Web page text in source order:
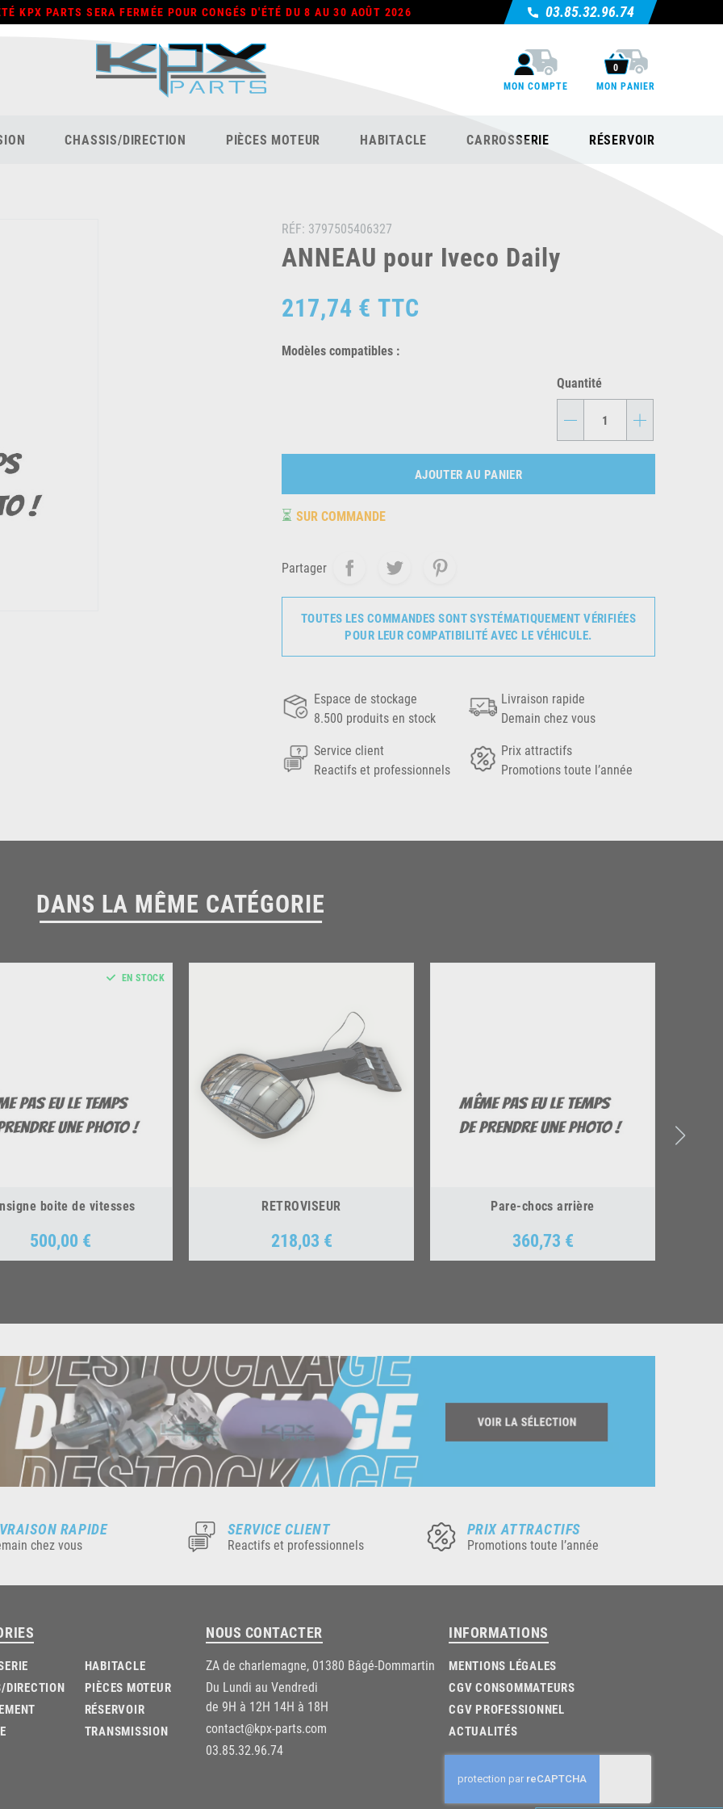
KPX PARTS SERA FERMÉE POUR CONGÉS D'ÉTÉ DU 8 AU 30 AOÛT 2026 03.85.32.96.74
MON COMPTE
0
MON PANIER
CHASSIS/DIRECTION PIÈCES MOTEUR HABITACLE CARROSSERIE RÉSERVOIR
RÉF: 3797505406327
ANNEAU pour Iveco Daily
217,74 € TTC
Modèles compatibles :
Quantité
- +
AJOUTER AU PANIER
⏳ SUR COMMANDE
Partager
TOUTES LES COMMANDES SONT SYSTÉMATIQUEMENT VÉRIFIÉES
POUR LEUR COMPATIBILITÉ AVEC LE VÉHICULE.
Espace de stockage
8.500 produits en stock
Livraison rapide
Demain chez vous
Service client
Reactifs et professionnels
Prix attractifs
Promotions toute l’année
DANS LA MÊME CATÉGORIE
boite de vitesses
Prix
500,00 €
EN STOCK
RETROVISEUR
Prix
218,03 €
Pare-chocs arrière
Prix
360,73 €
RAPIDE
chez vous
SERVICE CLIENT
Reactifs et professionnels
PRIX ATTRACTIFS
Promotions toute l’année
DIRECTION
HABITACLE
PIÈCES MOTEUR
RÉSERVOIR
TRANSMISSION
NOUS CONTACTER
ZA de charlemagne, 01380 Bâgé-Dommartin
Du Lundi au Vendredi
de 9H à 12H 14H à 18H
contact@kpx-parts.com
03.85.32.96.74
INFORMATIONS
MENTIONS LÉGALES
CGV CONSOMMATEURS
CGV PROFESSIONNEL
ACTUALITÉS